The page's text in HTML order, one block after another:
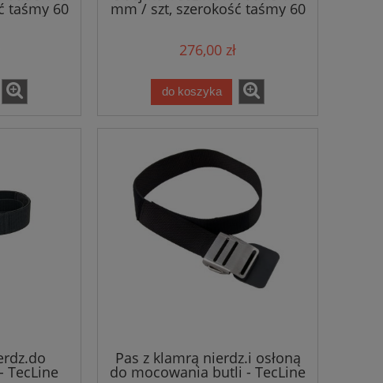
taśmy 60
do
mm / szt, szerokość taśmy 60
276,00 zł
do koszyka
TecLine
Pas z klamrą nierdz.i osłoną
do mocowania butli - TecLine